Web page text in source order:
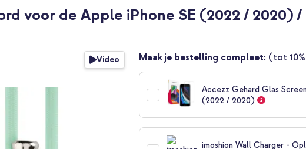
voor de Apple iPhone SE (2022 / 2020) /
Video Maak je bestelling compleet: (tot
Accezz Gehard Glas
(2022 / 2020)
imoshion Wall Charger -